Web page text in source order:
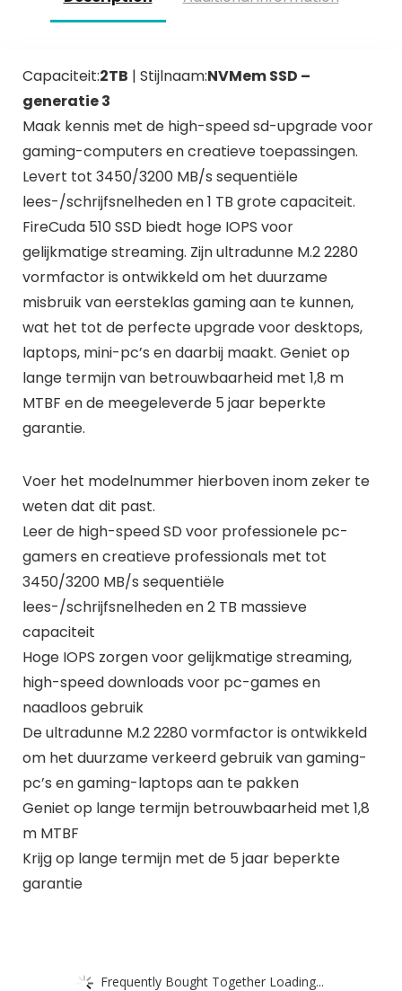
Capaciteit:2TB | Stijlnaam:NVMem SSD –
generatie 3
Maak kennis met de high-speed sd-upgrade voor
gaming-computers en creatieve toepassingen.
Levert tot 3450/3200 MB/s sequentiële
lees-/schrijfsnelheden en 1 TB grote capaciteit.
FireCuda 510 SSD biedt hoge IOPS voor
gelijkmatige streaming. Zijn ultradunne M.2 2280
vormfactor is ontwikkeld om het duurzame
misbruik van eersteklas gaming aan te kunnen,
wat het tot de perfecte upgrade voor desktops,
laptops, mini-pc’s en daarbij maakt. Geniet op
lange termijn van betrouwbaarheid met 1,8 m
MTBF en de meegeleverde 5 jaar beperkte
garantie.
Voer het modelnummer hierboven inom zeker te
weten dat dit past.
Leer de high-speed SD voor professionele pc-
gamers en creatieve professionals met tot
3450/3200 MB/s sequentiële
lees-/schrijfsnelheden en 2 TB massieve
capaciteit
Hoge IOPS zorgen voor gelijkmatige streaming,
high-speed downloads voor pc-games en
naadloos gebruik
De ultradunne M.2 2280 vormfactor is ontwikkeld
om het duurzame verkeerd gebruik van gaming-
pc’s en gaming-laptops aan te pakken
Geniet op lange termijn betrouwbaarheid met 1,8
m MTBF
Krijg op lange termijn met de 5 jaar beperkte
garantie
Frequently Bought Together Loading...